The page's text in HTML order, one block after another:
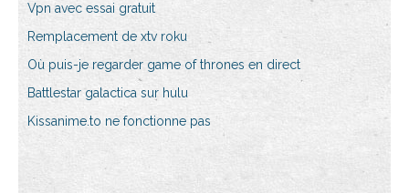
Vpn avec essai gratuit
Remplacement de xtv roku
Où puis-je regarder game of thrones en direct
Battlestar galactica sur hulu
Kissanime.to ne fonctionne pas